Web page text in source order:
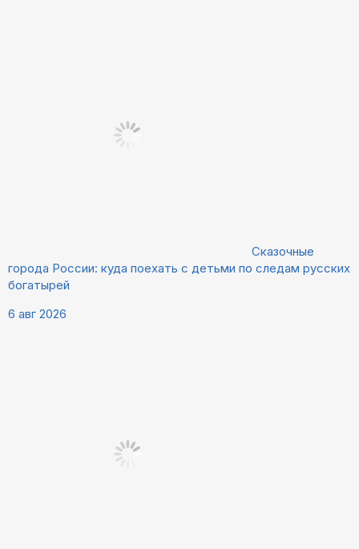
Сказочные
города России: куда поехать с детьми по следам русских
богатырей
6 авг 2026